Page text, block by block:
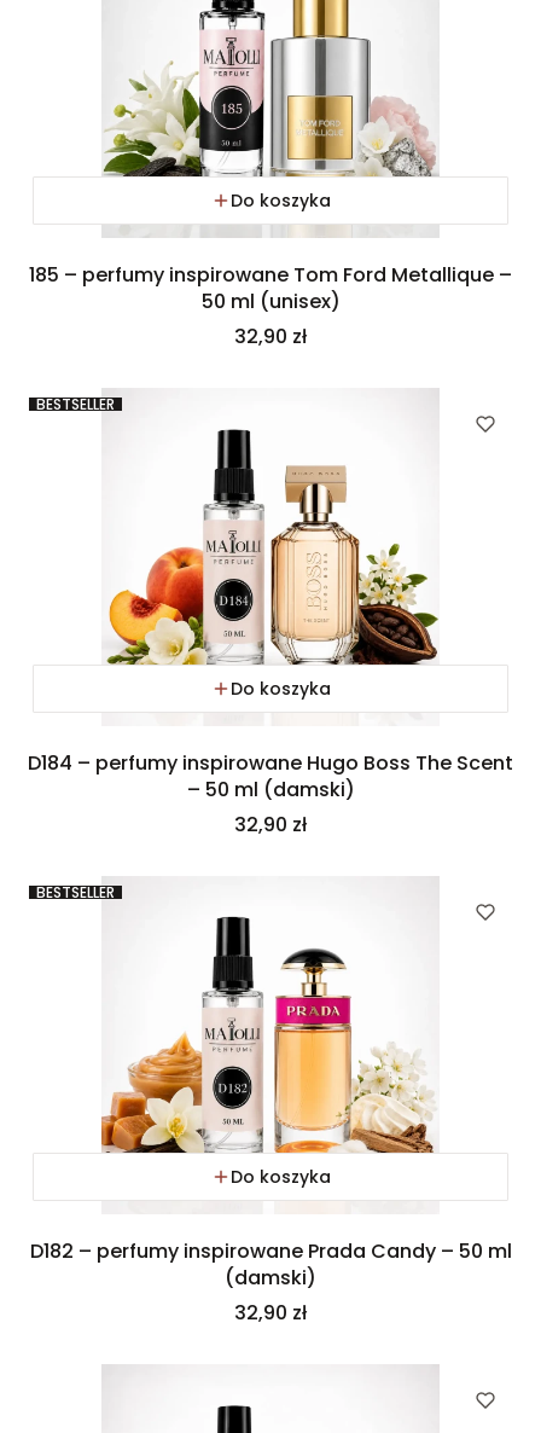
Do koszyka
185 – perfumy inspirowane Tom Ford Metallique –
50 ml (unisex)
Cena
32,90 zł
BESTSELLER
Do koszyka
D184 – perfumy inspirowane Hugo Boss The Scent
– 50 ml (damski)
Cena
32,90 zł
BESTSELLER
Do koszyka
D182 – perfumy inspirowane Prada Candy – 50 ml
(damski)
Cena
32,90 zł